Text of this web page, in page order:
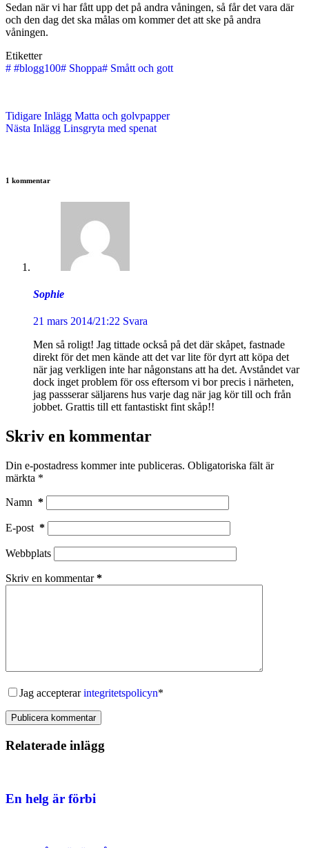
Sedan när vi har fått upp det på andra våningen, så får det vara där
och den dag det ska målas om kommer det att ske på andra
våningen.
Etiketter
# #blogg100# Shoppa# Smått och gott
Tidigare Inlägg Matta och golvpapper
Nästa Inlägg Linsgryta med spenat
1 kommentar
Sophie
21 mars 2014/21:22 Svara
Men så roligt! Jag tittade också på det där skåpet, fastnade
direkt för det men kände att det var lite för dyrt att köpa det
när jag verkligen inte har någonstans att ha det. Avståndet var
dock inget problem för oss eftersom vi bor precis i närheten,
jag passserar säljarens hus varje dag när jag kör till och från
jobbet. Grattis till ett fantastiskt fint skåp!!
Skriv en kommentar
Din e-postadress kommer inte publiceras. Obligatoriska fält är
märkta *
Namn *
E-post *
Webbplats
Skriv en kommentar*
Jag accepterarintegritetspolicyn*
Publicera kommentar
Relaterade inlägg
En helg är förbi